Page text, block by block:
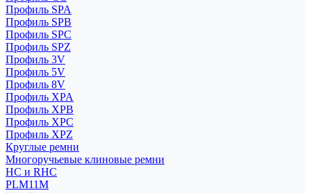
Профиль SPA
Профиль SPB
Профиль SPC
Профиль SPZ
Профиль 3V
Профиль 5V
Профиль 8V
Профиль XPA
Профиль XPB
Профиль XPC
Профиль XPZ
Круглые ремни
Многоручьевые клиновые ремни
HC и RHC
PLM11M